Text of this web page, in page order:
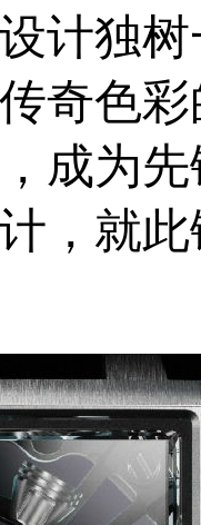
计独
奇色
成为
，就